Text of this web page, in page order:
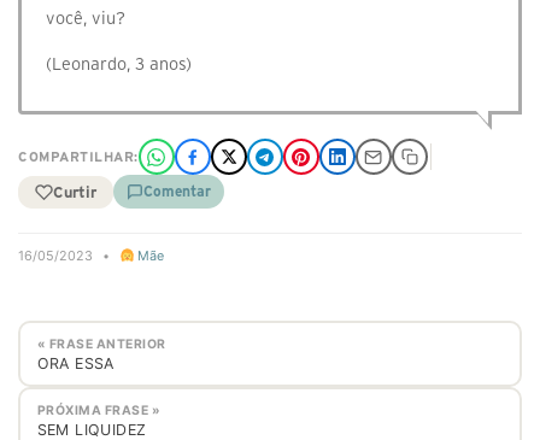
você, viu?
(Leonardo, 3 anos)
COMPARTILHAR:
Curtir Comentar
16/05/2023 • Mãe
« FRASE ANTERIOR
ORA ESSA
PRÓXIMA FRASE »
SEM LIQUIDEZ